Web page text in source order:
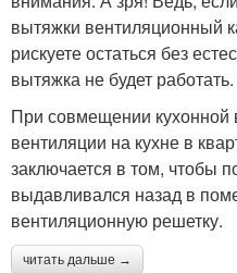
вытяжки вентиляционный
рискуете остаться без
вытяжка не будет работать.
При совмещении кухонной
вентиляции на кухне в
заключается в том, чтобы
выдавливался назад в
вентиляционную решетку.
читать дальше →